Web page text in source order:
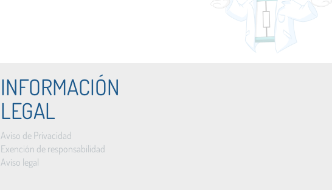
INFORMACIÓN
LEGAL
Aviso de Privacidad
Exención de responsabilidad
Aviso legal